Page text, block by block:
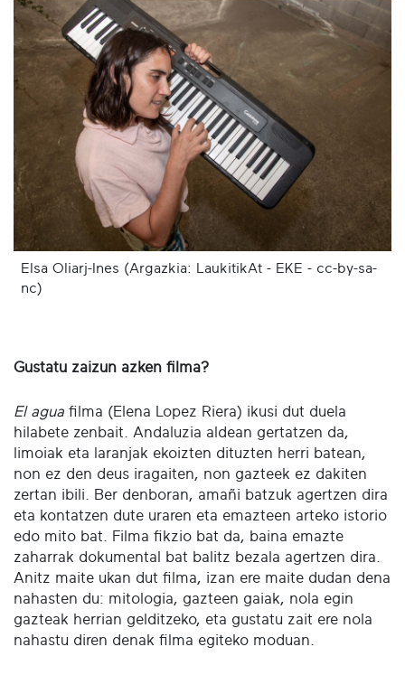
Elsa Oliarj-Ines (Argazkia: LaukitikAt - EKE - cc-by-sa-
nc)
Gustatu zaizun azken filma?
El agua filma (Elena Lopez Riera) ikusi dut duela
hilabete zenbait. Andaluzia aldean gertatzen da,
limoiak eta laranjak ekoizten dituzten herri batean,
non ez den deus iragaiten, non gazteek ez dakiten
zertan ibili. Ber denboran, amañi batzuk agertzen dira
eta kontatzen dute uraren eta emazteen arteko istorio
edo mito bat. Filma fikzio bat da, baina emazte
zaharrak dokumental bat balitz bezala agertzen dira.
Anitz maite ukan dut filma, izan ere maite dudan dena
nahasten du: mitologia, gazteen gaiak, nola egin
gazteak herrian gelditzeko, eta gustatu zait ere nola
nahastu diren denak filma egiteko moduan.